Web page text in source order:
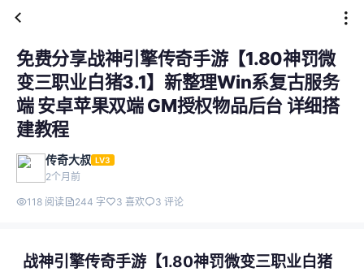
免费分享战神引擎传奇手游【1.80神罚微
变三职业白猪3.1】新整理Win系复古服务
端 安卓苹果双端 GM授权物品后台 详细搭
建教程
传奇大叔 LV3
2个月前
118 阅读 244 字 3 喜欢 3 评论
战神引擎传奇手游【1.80神罚微变三职业白猪